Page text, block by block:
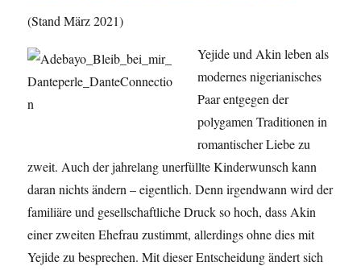
(Stand März 2021)
Yejide und Akin leben als
modernes nigerianisches
Paar entgegen der
polygamen Traditionen in
romantischer Liebe zu
zweit. Auch der jahrelang unerfüllte Kinderwunsch kann
daran nichts ändern – eigentlich. Denn irgendwann wird der
familiäre und gesellschaftliche Druck so hoch, dass Akin
einer zweiten Ehefrau zustimmt, allerdings ohne dies mit
Yejide zu besprechen. Mit dieser Entscheidung ändert sich